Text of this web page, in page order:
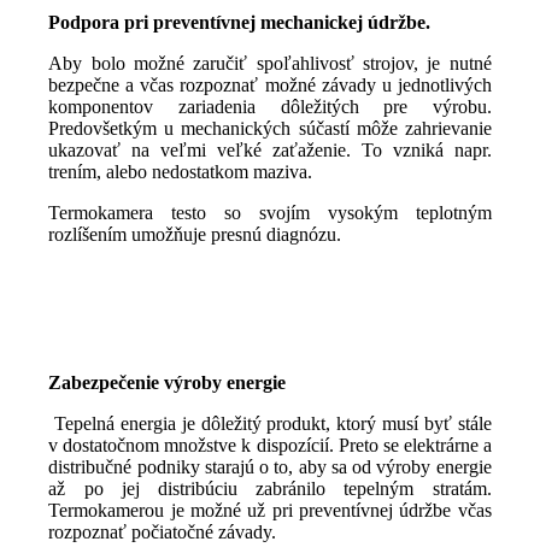
Podpora pri preventívnej mechanickej údržbe.
Aby bolo možné zaručiť spoľahlivosť strojov, je nutné
bezpečne a včas rozpoznať možné závady u jednotlivých
komponentov zariadenia dôležitých pre výrobu.
Predovšetkým u mechanických súčastí môže zahrievanie
ukazovať na veľmi veľké zaťaženie. To vzniká napr.
trením, alebo nedostatkom maziva.
Termokamera testo so svojím vysokým teplotným
rozlíšením umožňuje presnú diagnózu.
Zabezpečenie výroby energie
Tepelná energia je dôležitý produkt, ktorý musí byť stále
v dostatočnom množstve k dispozícií. Preto se elektrárne a
distribučné podniky starajú o to, aby sa od výroby energie
až po jej distribúciu zabránilo tepelným stratám.
Termokamerou je možné už pri preventívnej údržbe včas
rozpoznať počiatočné závady.